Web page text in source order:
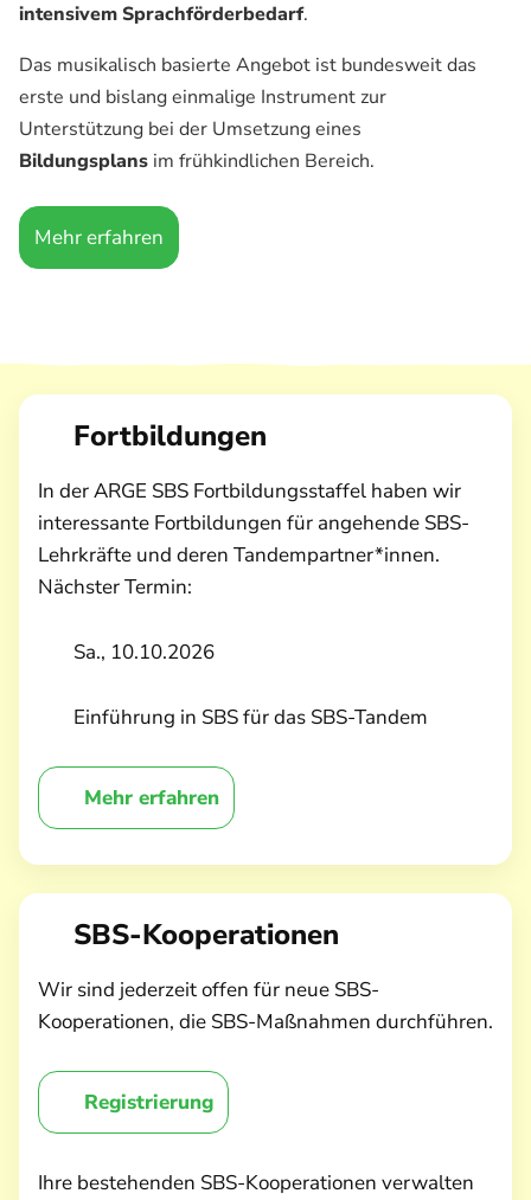
intensivem Sprachförderbedarf.
Das musikalisch basierte Angebot ist bundesweit das
erste und bislang einmalige Instrument zur
Unterstützung bei der Umsetzung eines
Bildungsplans im frühkindlichen Bereich.
Mehr erfahren
Fortbildungen
In der ARGE SBS Fortbildungsstaffel haben wir
interessante Fortbildungen für angehende SBS-
Lehrkräfte und deren Tandempartner*innen.
Nächster Termin:
Sa., 10.10.2026
Einführung in SBS für das SBS-Tandem
Mehr erfahren
SBS-Kooperationen
Wir sind jederzeit offen für neue SBS-
Kooperationen, die SBS-Maßnahmen durchführen.
Registrierung
Ihre bestehenden SBS-Kooperationen verwalten